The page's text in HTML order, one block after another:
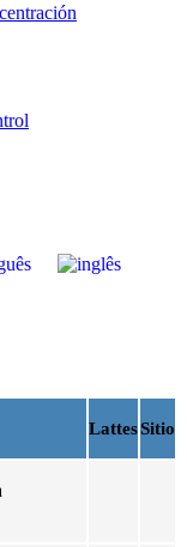
LattesSitio